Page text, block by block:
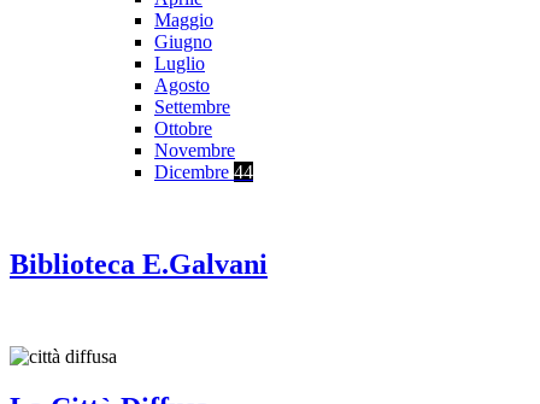
Maggio
Giugno
Luglio
Agosto
Settembre
Ottobre
Novembre
Dicembre 44
Biblioteca E.Galvani